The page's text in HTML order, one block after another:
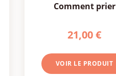
comment prier
21,00 €
VOIR LE PRODUIT